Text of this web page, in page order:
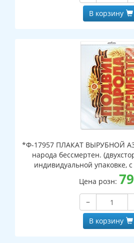
В корзину
*Ф-17957 ПЛАКАТ ВЫРУБНОЙ
народа бессмертен.
индивидуальной упаковке,
клеевым
Цена розн: 79
−
В корзину